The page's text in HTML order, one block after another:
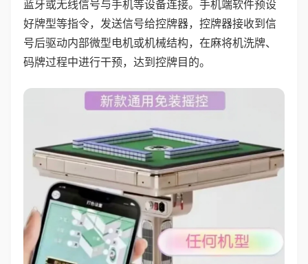
蓝牙或无线信号与手机等设备连接。手机端软件预设
好牌型等指令，发送信号给控牌器，控牌器接收到信
号后驱动内部微型电机或机械结构，在麻将机洗牌、
码牌过程中进行干预，达到控牌目的。